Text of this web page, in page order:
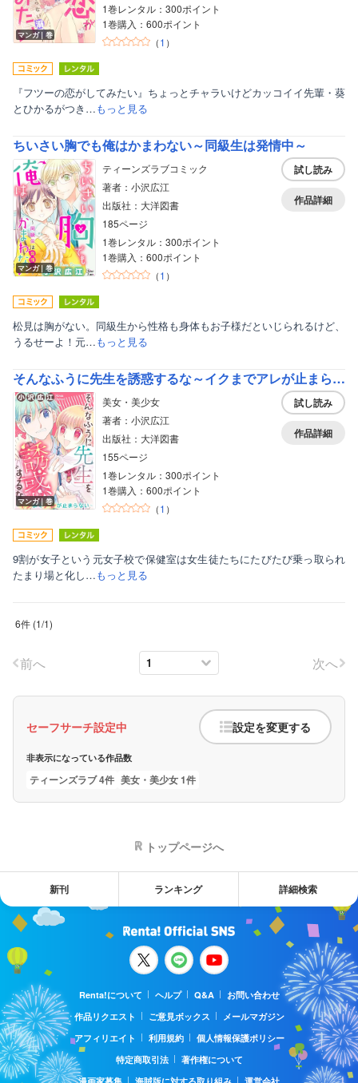
マンガ｜巻
1巻レンタル：300ポイント
1巻購入：600ポイント
（1 ）
『フツーの恋がしてみたい』ちょっとチャラいけどカッコイイ先輩・葵
とひかるがつき…もっと見る
ちいさい胸でも俺はかまわない～同級生は発情中～
マンガ｜巻
ティーンズラブコミック
著者：小沢広江
出版社：大洋図書
185ページ
1巻レンタル：300ポイント
1巻購入：600ポイント
（1 ）
試し読み
作品詳細
松見は胸がない。同級生から性格も身体もお子様だといじられるけど、
うるせーよ！元…もっと見る
そんなふうに先生を誘惑するな～イクまでアレが止まらない～
マンガ｜巻
美女・美少女
著者：小沢広江
出版社：大洋図書
155ページ
1巻レンタル：300ポイント
1巻購入：600ポイント
（1 ）
試し読み
作品詳細
9割が女子という元女子校で保健室は女生徒たちにたびたび乗っ取られ
たまり場と化し…もっと見る
6件 (1/1)
前へ 次へ
セーフサーチ設定中 設定を変更する
非表示になっている作品数
ティーンズラブ 4件 美女・美少女 1件
ボーイズラブ
ティーンズラブ
美女・美少女
女性写真集
トップページへ
新刊 ランキング 詳細検索
Renta!について ヘルプ Q&A
お問い合わせ
作品リクエスト
ご意見ボックス
メールマガジン
アフィリエイト
利用規約
個人情報保護ポリシー
特定商取引法
著作権について